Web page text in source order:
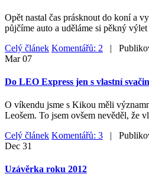
Opět nastal čas prásknout do koní a
půjčíme auto a uděláme si pěkný
Celý článek Komentářů: 2 |
Mar07
Do LEO Express jen s vlastní
O víkendu jsme s Kikou měli
Leošem. To jsem ovšem nevěděl, že
Celý článek Komentářů: 3 |
Dec 31
Uzávěrka roku 2012